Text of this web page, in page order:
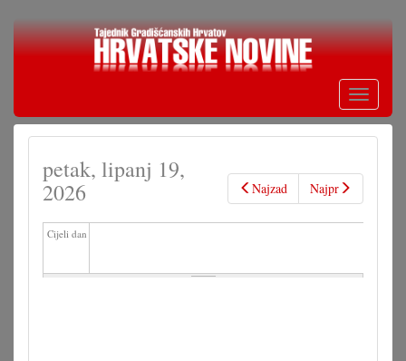
Skoči
Toggle
Najzad Najpr
petak, lipanj 19,
2026
Cijeli dan